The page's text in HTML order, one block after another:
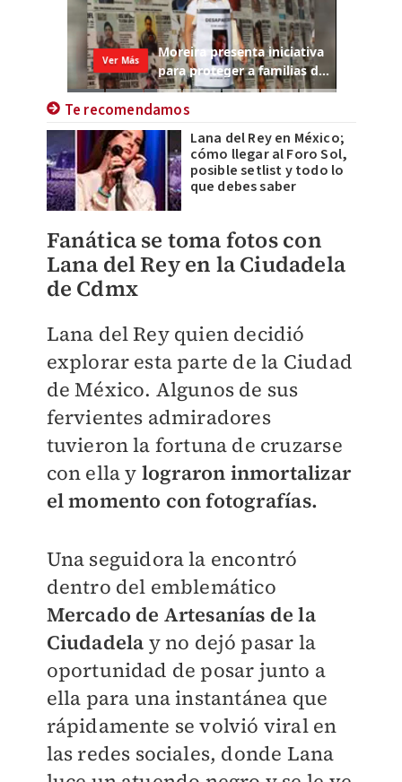
Te recomendamos
Lana del Rey en México;
cómo llegar al Foro Sol,
posible setlist y todo lo
que debes saber
Fanática se toma fotos con
Lana del Rey en la Ciudadela
de Cdmx
Lana del Rey quien decidió
explorar esta parte de la Ciudad
de México. Algunos de sus
fervientes admiradores
tuvieron la fortuna de cruzarse
con ella y lograron inmortalizar
el momento con fotografías.
Una seguidora la encontró
dentro del emblemático
Mercado de Artesanías de la
Ciudadela y no dejó pasar la
oportunidad de posar junto a
ella para una instantánea que
rápidamente se volvió viral en
las redes sociales, donde Lana